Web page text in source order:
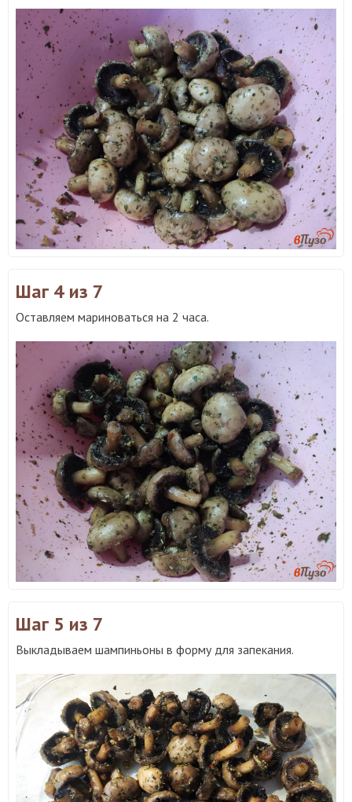
Шаг 4 из 7
Оставляем мариноваться на 2 часа.
Шаг 5 из 7
Выкладываем шампиньоны в форму для запекания.